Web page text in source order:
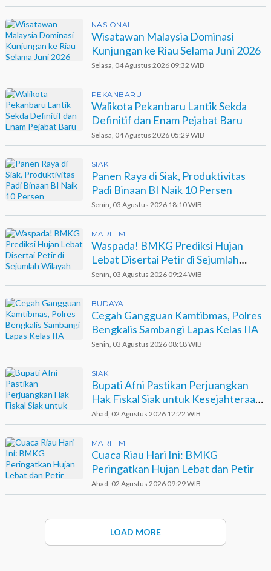
NASIONAL
Wisatawan Malaysia Dominasi
Kunjungan ke Riau Selama Juni 2026
Selasa, 04 Agustus 2026 09:32 WIB
PEKANBARU
Walikota Pekanbaru Lantik Sekda
Definitif dan Enam Pejabat Baru
Selasa, 04 Agustus 2026 05:29 WIB
SIAK
Panen Raya di Siak, Produktivitas
Padi Binaan BI Naik 10 Persen
Senin, 03 Agustus 2026 18:10 WIB
MARITIM
Waspada! BMKG Prediksi Hujan
Lebat Disertai Petir di Sejumlah
Wilayah Riau
Senin, 03 Agustus 2026 09:24 WIB
BUDAYA
Cegah Gangguan Kamtibmas, Polres
Bengkalis Sambangi Lapas Kelas IIA
Senin, 03 Agustus 2026 08:18 WIB
SIAK
Bupati Afni Pastikan Perjuangkan
Hak Fiskal Siak untuk Kesejahteraan
Dokter dan Tenaga Medis
Ahad, 02 Agustus 2026 12:22 WIB
MARITIM
Cuaca Riau Hari Ini: BMKG
Peringatkan Hujan Lebat dan Petir
Ahad, 02 Agustus 2026 09:29 WIB
LOAD MORE